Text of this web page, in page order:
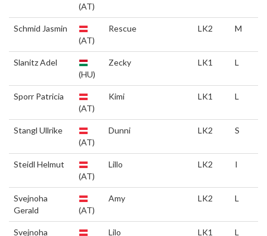
(AT)
Schmid Jasmin
(AT)
Rescue LK2 M
Slanitz Adel
(HU)
Zecky LK1 L
Sporr Patricia
(AT)
Kimi LK1 L
Stangl Ullrike
(AT)
Dunni LK2 S
Steidl Helmut
(AT)
Lillo LK2 I
Svejnoha
Gerald
(AT)
Amy LK2 L
Svejnoha
Lilo LK1 L